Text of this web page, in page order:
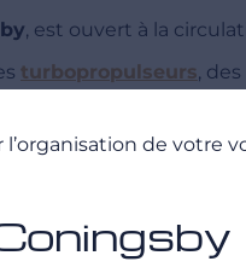
, est ouvert à la
turbopropulseurs, des
de votre